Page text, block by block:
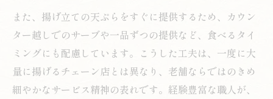
また、揚げ立ての天ぷらをすぐに提供するため、カウン
ター越しでのサーブや一品ずつの提供など、食べるタイ
ミングにも配慮しています。こうした工夫は、一度に大
量に揚げるチェーン店とは異なり、老舗ならではのきめ
細やかなサービス精神の表れです。経験豊富な職人が、